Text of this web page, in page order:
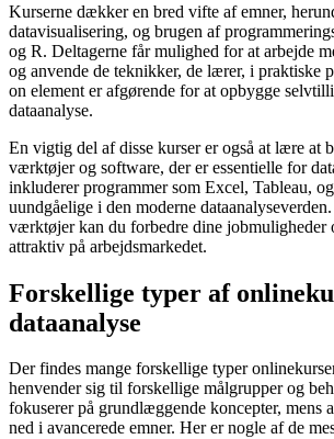
Kurserne dækker en bred vifte af emner,
datavisualisering, og brugen af
og R. Deltagerne får mulighed for at arbejde
og anvende de teknikker, de lærer, i praktiske
on element er afgørende for at opbygge
dataanalyse.
En vigtig del af disse kurser er også at lære at
værktøjer og software, der er essentielle for
inkluderer programmer som Excel, Tableau,
uundgåelige i den moderne
værktøjer kan du forbedre dine jobmuligheder
attraktiv på arbejdsmarkedet.
Forskellige typer af
dataanalyse
Der findes mange forskellige typer
henvender sig til forskellige målgrupper og
fokuserer på grundlæggende koncepter, mens
ned i avancerede emner. Her er nogle af de